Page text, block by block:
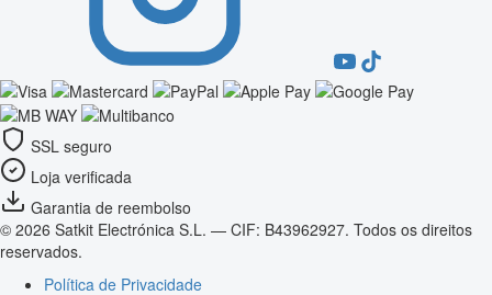
SSL seguro
Loja verificada
Garantia de reembolso
© 2026 Satkit Electrónica S.L. — CIF: B43962927. Todos os direitos
reservados.
Política de Privacidade